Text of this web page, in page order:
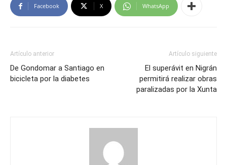
Facebook X WhatsApp
Artículo anterior
De Gondomar a Santiago en
bicicleta por la diabetes
Artículo siguiente
El superávit en Nigrán
permitirá realizar obras
paralizadas por la Xunta